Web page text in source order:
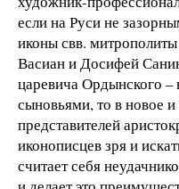
если на Руси не
иконы свв.
Васиан и Досифей
царевича Ордынского
сыновьями, то в новое
представителей
иконописцев зря и
считает себя